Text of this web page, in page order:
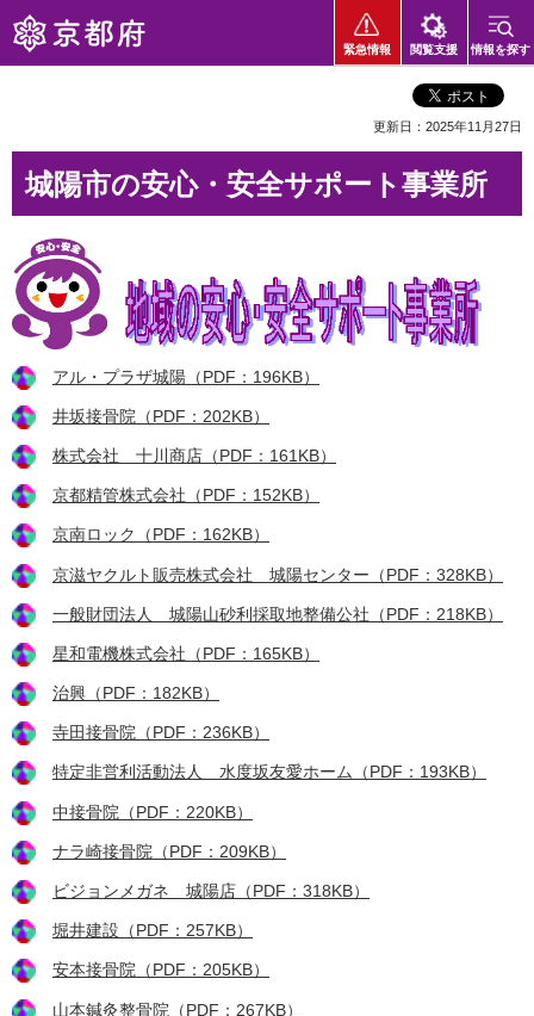
京都府
緊急情報 閲覧支援 情報を探す
更新日：2025年11月27日
城陽市の安心・安全サポート事業所
アル・プラザ城陽（PDF：196KB）
井坂接骨院（PDF：202KB）
株式会社 十川商店（PDF：161KB）
京都精管株式会社（PDF：152KB）
京南ロック（PDF：162KB）
京滋ヤクルト販売株式会社 城陽センター（PDF：328KB）
一般財団法人 城陽山砂利採取地整備公社（PDF：218KB）
星和電機株式会社（PDF：165KB）
治興（PDF：182KB）
寺田接骨院（PDF：236KB）
特定非営利活動法人 水度坂友愛ホーム（PDF：193KB）
中接骨院（PDF：220KB）
ナラ崎接骨院（PDF：209KB）
ビジョンメガネ 城陽店（PDF：318KB）
堀井建設（PDF：257KB）
安本接骨院（PDF：205KB）
山本鍼灸整骨院（PDF：267KB）